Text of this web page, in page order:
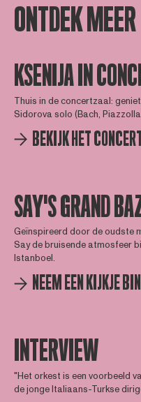
ONTDEK MEER
KSENIJA IN
Thuis in de concertzaal:
Sidorova solo (Bach,
BEKIJK HET
SAY'S GRAND
Geïnspireerd door de oudste
Say de bruisende atmosfeer
Istanboel.
NEEM EEN KIJKJE
INTERVIEW
"Het orkest is een voorbeeld
de jonge Italiaans-Turkse